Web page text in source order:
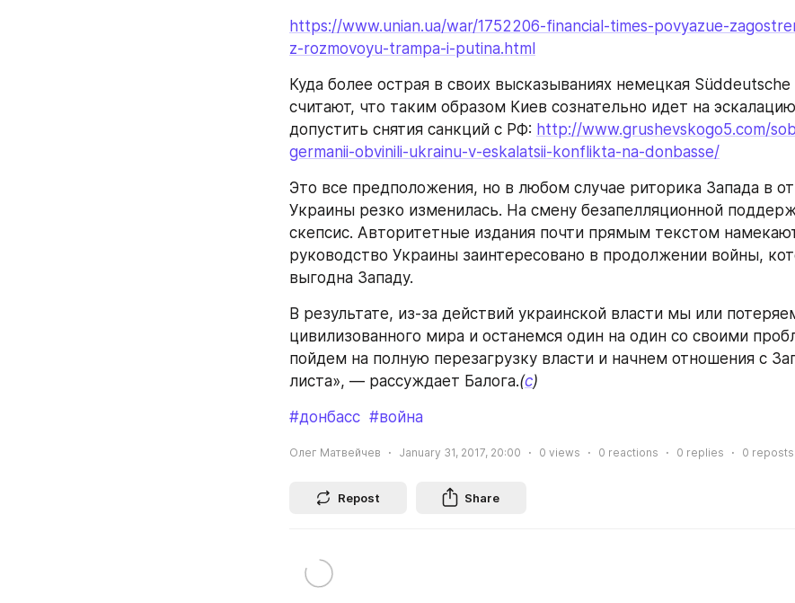
https://www.unian.ua/war/1752206-financial-times-povyazue-
z-rozmovoyu-trampa-i-putina.html
Куда более острая в своих высказываниях немецкая
считают, что таким образом Киев сознательно идет на
допустить снятия санкций с РФ: http://www.grushevskogo5.com/
germanii-obvinili-ukrainu-v-eskalatsii-konflikta-na-donbasse/
Это все предположения, но в любом случае риторика Запада в
Украины резко изменилась. На смену безапелляционной
скепсис. Авторитетные издания почти прямым текстом
руководство Украины заинтересовано в продолжении войны,
выгодна Западу.
В результате, из-за действий украинской власти мы или
цивилизованного мира и останемся один на один со своими
пойдем на полную перезагрузку власти и начнем отношения с
листа», — рассуждает Балога.(с)
#донбасс #война
Олег Матвейчев January 31, 2017, 20:00 0 views 0 reactions 0 replies 0 reposts
Repost Share